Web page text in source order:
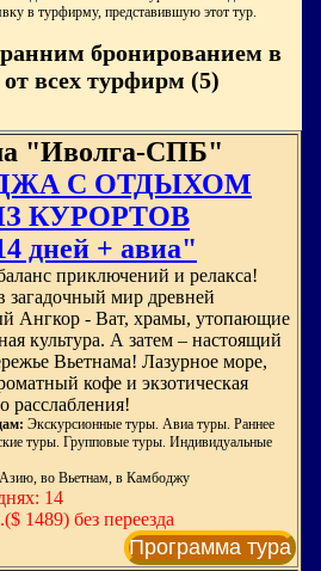
в турфирму, представившую этот тур.
бронированием в
всех турфирм (5)
"Иволга-СПБ"
С ОТДЫХОМ
КУРОРТОВ
дней + авиа"
приключений и релакса!
загадочный мир древней
Ангкор - Ват, храмы, утопающие
культура. А затем – настоящий
Вьетнама! Лазурное море,
кофе и экзотическая
расслабления!
Экскурсионные туры. Авиа туры. Раннее
туры. Групповые туры. Индивидуальные
во Вьетнам, в Камбоджу
14
1489) без переезда
Программа тура